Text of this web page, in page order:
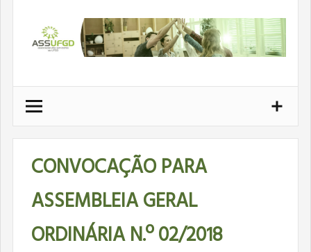
conteúdo
CONVOCAÇÃO PARA
ASSEMBLEIA GERAL
ORDINÁRIA N.º 02/2018